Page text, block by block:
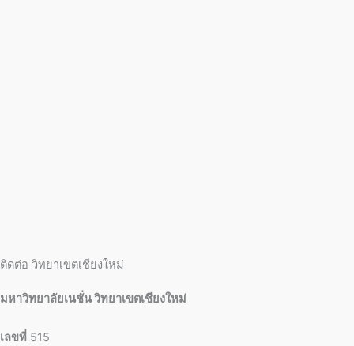
ติดต่อ วิทยาเขตเชียงใหม่
มหาวิทยาลัยเนชั่น วิทยาเขตเชียงใหม่
เลขที่ 515